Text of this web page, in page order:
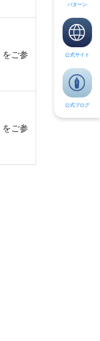
をご参
をご参
パターン
公式サイト
公式ブログ